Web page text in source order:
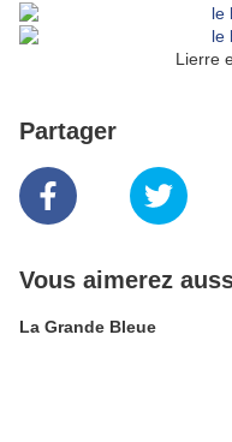
Lierre
Partager
Vous aimerez
La Grande Bleue